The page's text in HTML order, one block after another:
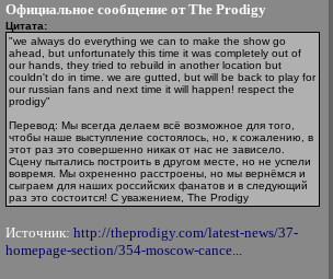
Официальное сообщение от The Prodigy
Цитата:
"we always do everything we can to make the show go
ahead, but unfortunately this time it was completely out of
our hands, they tried to rebuild in another location but
couldn't do in time. we are gutted, but will be back to play for
our russian fans and next time it will happen! respect the
prodigy"
Перевод: Мы всегда делаем всё возможное для того,
чтобы наше выступление состоялось, но, к сожалению, в
этот раз это совершенно никак от нас не зависело.
Сцену пытались построить в другом месте, но не успели
вовремя. Мы охрененно расстроены, но мы вернёмся и
сыграем для наших российских фанатов и в следующий
раз это состоится! С уважением, The Prodigy
Источник: http://theprodigy.com/latest-news/37-
homepage-section/354-moscow-cance...